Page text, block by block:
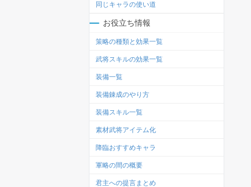
同じキャラの使い道
お役立ち情報
策略の種類と効果一覧
武将スキルの効果一覧
装備一覧
装備錬成のやり方
装備スキル一覧
素材武将アイテム化
降臨おすすめキャラ
軍略の間の概要
君主への提言まとめ